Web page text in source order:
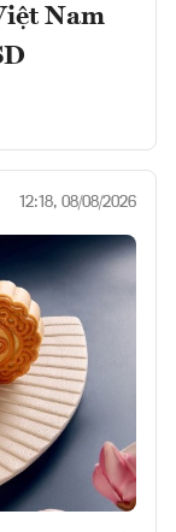
Nam
12:18, 08/08/2026